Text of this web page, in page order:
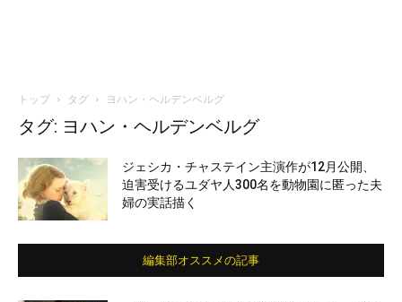
トップ タグ ヨハン・ヘルデンベルグ
タグ: ヨハン・ヘルデンベルグ
ジェシカ・チャステイン主演作が12月公開、
迫害受けるユダヤ人300名を動物園に匿った夫
婦の実話描く
編集部オススメの記事